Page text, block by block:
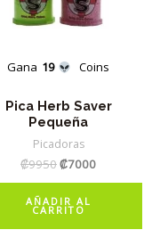
Gana 19 Coins
Pica Herb Saver
Pequeña
Picadoras
₡9950El
original
era:
₡7000El
AÑADIR AL
CARRITO